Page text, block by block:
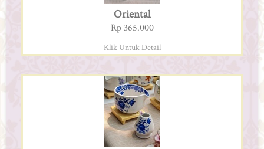
Oriental
Rp 365.000
Klik Untuk Detail